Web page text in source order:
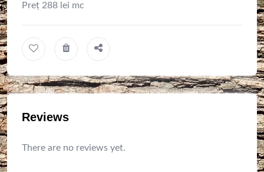
Preț 288 lei mc
Reviews
There are no reviews yet.